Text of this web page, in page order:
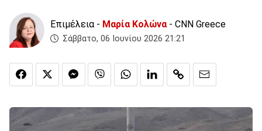
Επιμέλεια - Μαρία Κολώνα- CNN Greece
Σάββατο, 06 Ιουνίου 2026 21:21